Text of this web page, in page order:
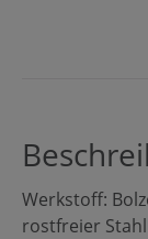
Werkstoff:
rostfreier